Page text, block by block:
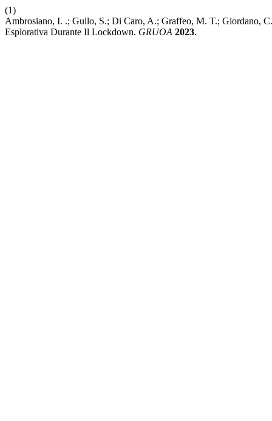
(1)
Ambrosiano, I. .; Gullo, S.; Di Caro, A.; Graffeo, M. T.; Giordano,
Esplorativa Durante Il Lockdown. GRUOA 2023.